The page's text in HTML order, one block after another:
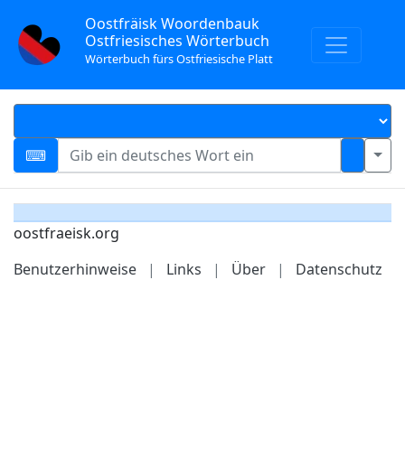
Oostfräisk Woordenbauk
Ostfriesisches Wörterbuch
Wörterbuch fürs Ostfriesische Platt
oostfraeisk.org
Benutzerhinweise
| Links | Über | Datenschutz